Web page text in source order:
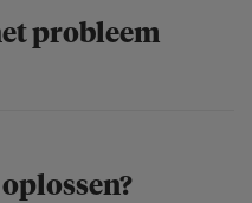
probleem